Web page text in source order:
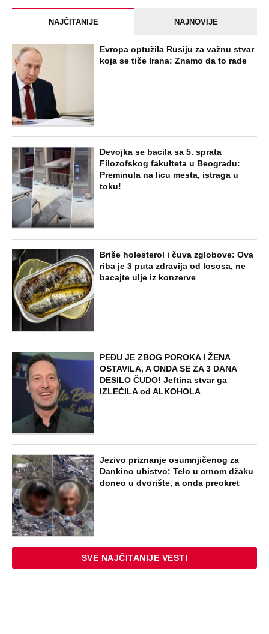
NAJČITANIJE NAJNOVIJE
Evropa optužila Rusiju za važnu stvar
koja se tiče Irana: Znamo da to rade
Devojka se bacila sa 5. sprata
Filozofskog fakulteta u Beogradu:
Preminula na licu mesta, istraga u
toku!
Briše holesterol i čuva zglobove: Ova
riba je 3 puta zdravija od lososa, ne
bacajte ulje iz konzerve
PEĐU JE ZBOG POROKA I ŽENA
OSTAVILA, A ONDA SE ZA 3 DANA
DESILO ČUDO! Jeftina stvar ga
IZLEČILA od ALKOHOLA
Jezivo priznanje osumnjičenog za
Dankino ubistvo: Telo u crnom džaku
doneo u dvorište, a onda preokret
SVE NAJČITANIJE VESTI